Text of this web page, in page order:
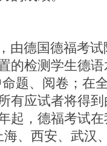
德国德福考试
的检测学生德
题、阅卷；在
有应试者将得到
起，德福考试
、西安、武汉